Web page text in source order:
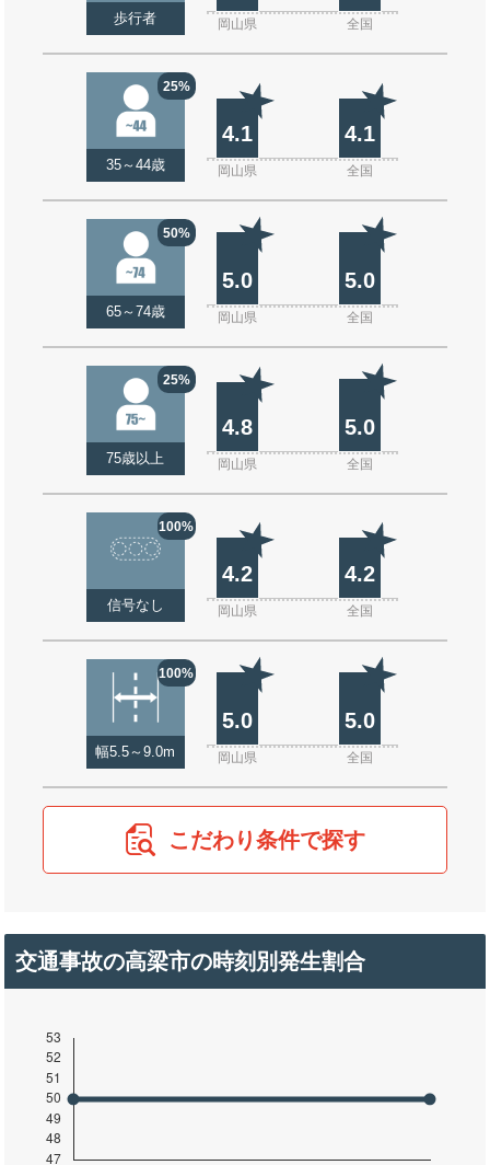
歩行者 岡山県 全国
25%
35～44歳
4.1 4.1
岡山県 全国
50%
65～74歳
5.0 5.0
岡山県 全国
25%
75歳以上
4.8 5.0
岡山県 全国
100%
信号なし
4.2 4.2
岡山県 全国
100%
幅5.5～9.0m
5.0 5.0
岡山県 全国
こだわり条件で探す
交通事故の高梁市の時刻別発生割合